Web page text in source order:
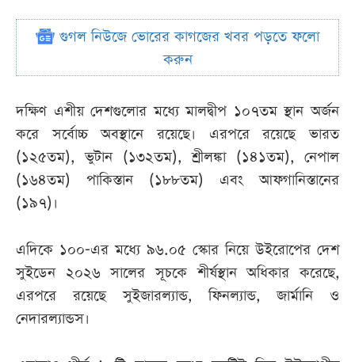
গুগল নিউজে ভোরের কাগজের খবর পড়তে ফলো
করুন
দক্ষিণ এশীয় দেশগুলোর মধ্যে মালদ্বীপ ১০৭তম স্থান অর্জন
করে সর্বোচ্চ অবস্থানে রয়েছে। এরপরে রয়েছে ভারত
(১২৫তম), ভুটান (১৩২তম), শ্রীলঙ্কা (১৪১তম), নেপাল
(১৬৪তম) পাকিস্তান (১৮৮তম) এবং আফগানিস্তানের
(১৯৭)।
এদিকে ১০০-এর মধ্যে ৯৬.০৫ স্কোর নিয়ে উইরোপের দেশ
সুইডেন ২০২৬ সালের সূচকে শীর্ষস্থান অধিকার করেছে,
এরপরে রয়েছে সুইজারল্যান্ড, ফিনল্যান্ড, জার্মানি ও
নেদারল্যান্ডস।